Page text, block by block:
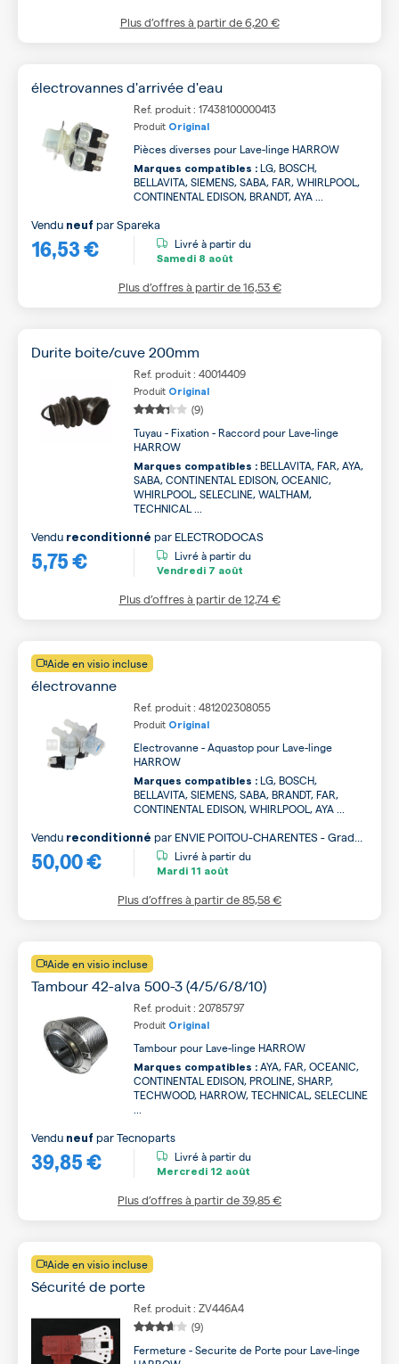
Plus d’offres à partir de6,20 €
électrovannes d'arrivée d'eau
Ref. produit : 17438100000413
Produit Original
Pièces diverses pour Lave-linge HARROW
Marques compatibles : LG, BOSCH,
BELLAVITA, SIEMENS, SABA, FAR, WHIRLPOOL,
CONTINENTAL EDISON, BRANDT, AYA ...
16,53 €
Vendu neuf parSpareka
Livré à partir du
Samedi 8 août
Plus d’offres à partir de16,53 €
Durite boite/cuve 200mm
Ref. produit : 40014409
Produit Original
(9)
Tuyau - Fixation - Raccord pour Lave-linge
HARROW
Marques compatibles : BELLAVITA, FAR, AYA,
SABA, CONTINENTAL EDISON, OCEANIC,
WHIRLPOOL, SELECLINE, WALTHAM,
TECHNICAL ...
5,75 €
Vendu reconditionné par ELECTRODOCAS
Livré à partir du
Vendredi 7 août
Plus d’offres à partir de12,74 €
Aide en visio incluse
électrovanne
Ref. produit : 481202308055
Produit Original
Electrovanne - Aquastop pour Lave-linge
HARROW
Marques compatibles : LG, BOSCH,
BELLAVITA, SIEMENS, SABA, BRANDT, FAR,
CONTINENTAL EDISON, WHIRLPOOL, AYA ...
50,00 €
Vendu reconditionné par ENVIE POITOU-CHARENTES - Grade
A
Livré à partir du
Mardi 11 août
Plus d’offres à partir de85,58 €
Aide en visio incluse
Tambour 42-alva 500-3 (4/5/6/8/10)
Ref. produit : 20785797
Produit Original
Tambour pour Lave-linge HARROW
Marques compatibles : AYA, FAR, OCEANIC,
CONTINENTAL EDISON, PROLINE, SHARP,
TECHWOOD, HARROW, TECHNICAL, SELECLINE
39,85 €
Vendu neuf parTecnoparts
Livré à partir du
Mercredi 12 août
Plus d’offres à partir de39,85 €
Aide en visio incluse
Sécurité de porte
Ref. produit : ZV446A4
(9)
Fermeture - Securite de Porte pour Lave-linge